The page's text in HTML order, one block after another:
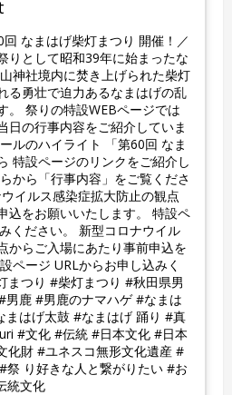
回 なまはげ柴灯まつり 開催！／
りとして昭和39年に始まったな
神社境内に焚き上げられた柴灯
る勇壮で迫力あるなまはげの乱
。 祭りの特設WEBページでは
日の行事内容をご紹介していま
ルのハイライト 「第60回 なま
特設ページのリンクをご紹介し
から「行事内容」をご覧くださ
イルス感染症拡大防止の観点
込をお願いいたします。 特設ペ
ください。 新型コロナウイル
からご入場にあたり事前申込を
ページ URLからお申し込みく
まつり #柴灯まつり #秋田県男
男鹿 #男鹿のナマハゲ #なまは
はげ太鼓 #なまはげ 踊り #真
#文化 #伝統 #日本文化 #日本
化財 #ユネスコ無形文化遺産 #
祭 り好きな人と繋がりたい #お
統文化